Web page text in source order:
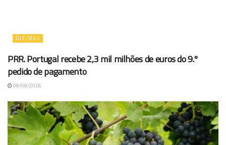
ÚLTIMAS
PRR. Portugal recebe 2,3 mil milhões de euros do 9.º
pedido de pagamento
08/08/2026